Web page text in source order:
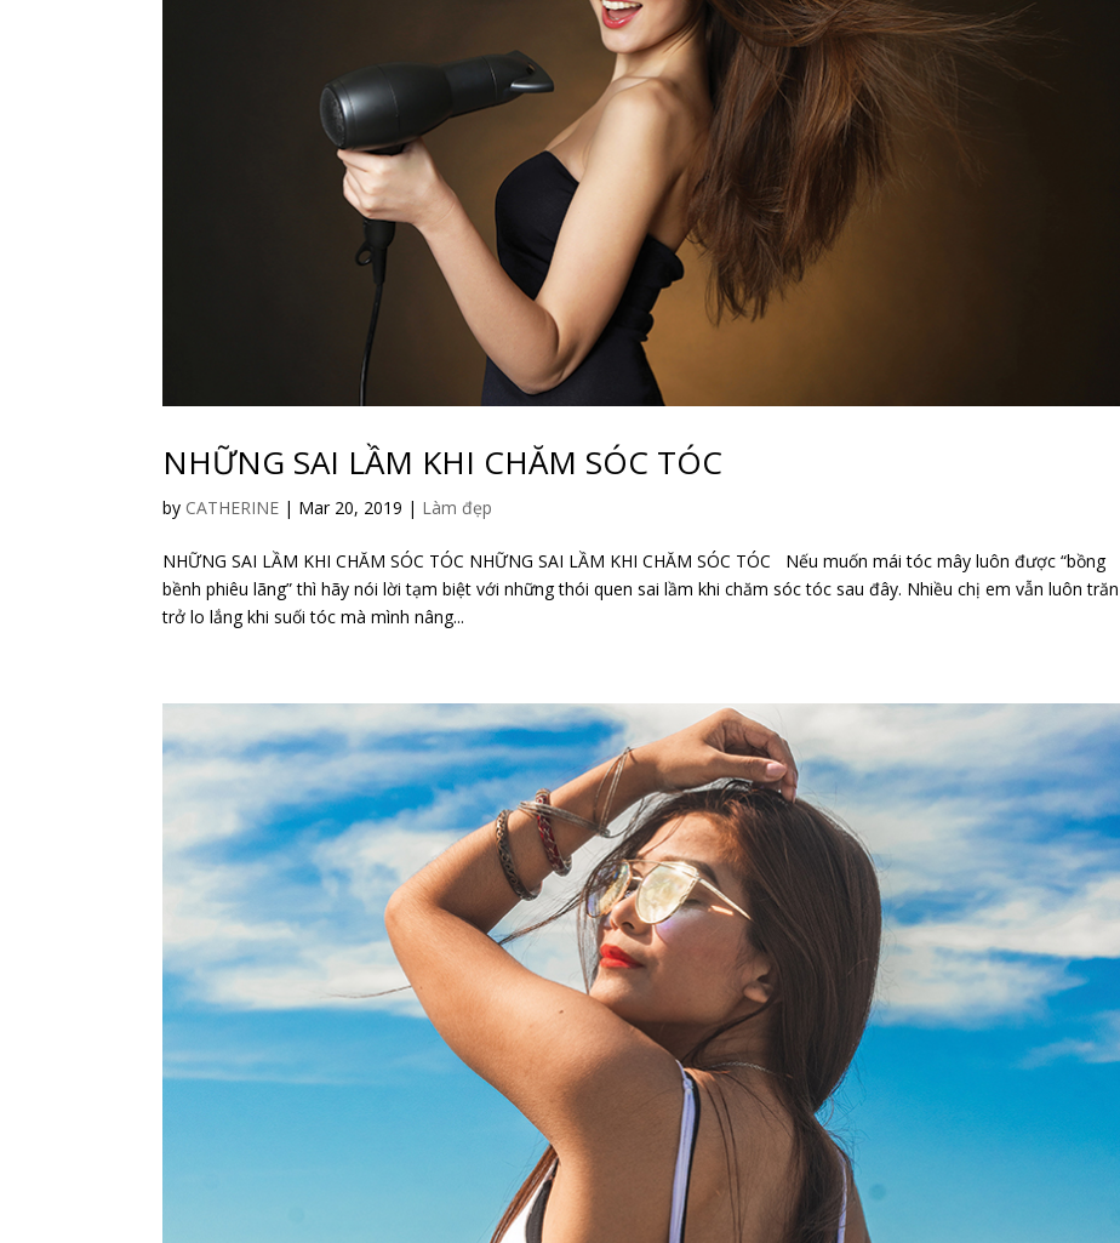
NHỮNG SAI LẦM KHI CHĂM SÓC TÓC
by CATHERINE | Mar 20, 2019 | Làm đẹp
NHỮNG SAI LẦM KHI CHĂM SÓC TÓC NHỮNG SAI LẦM KHI CHĂM SÓC TÓC Nếu muốn mái tóc mây luôn được “bồng
bềnh phiêu lãng” thì hãy nói lời tạm biệt với những thói quen sai lầm khi chăm sóc tóc sau đây. Nhiều chị em vẫn luôn trăn
trở lo lắng khi suối tóc mà mình nâng...